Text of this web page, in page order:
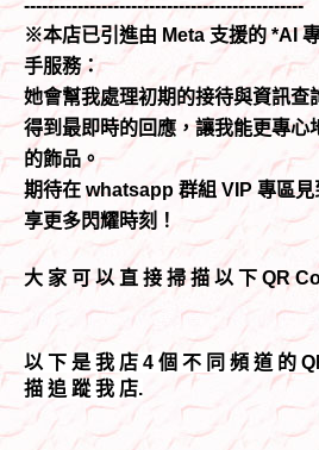
-----------------------------------------------
※本店已引進由 Meta 支援的 *AI
手服務：
她會幫我處理初期的接待與資訊查
得到最即時的回應，讓我能更專心
的飾品。
期待在 whatsapp 群組 VIP 專區
享更多閃耀時刻！
大 家 可 以 直 接 掃 描 以 下 QR
以 下 是 我 店 4 個 不 同 頻 道 的
描 追 蹤 我 店.